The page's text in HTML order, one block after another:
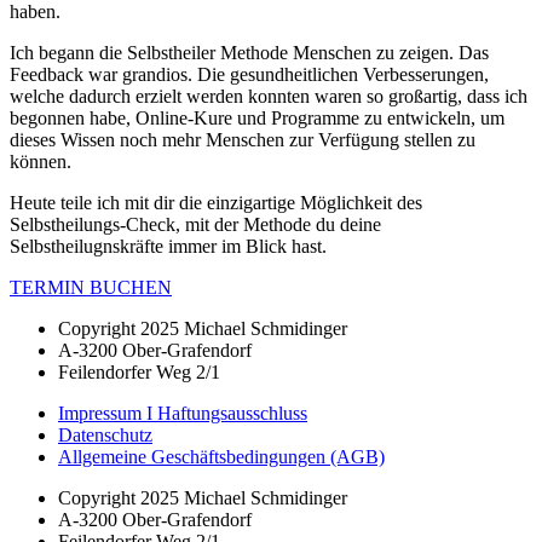
haben.
Ich begann die Selbstheiler Methode Menschen zu zeigen. Das
Feedback war grandios. Die gesundheitlichen Verbesserungen,
welche dadurch erzielt werden konnten waren so großartig, dass ich
begonnen habe, Online-Kure und Programme zu entwickeln, um
dieses Wissen noch mehr Menschen zur Verfügung stellen zu
können.
Heute teile ich mit dir die einzigartige Möglichkeit des
Selbstheilungs-Check, mit der Methode du deine
Selbstheilugnskräfte immer im Blick hast.
TERMIN BUCHEN
Copyright 2025 Michael Schmidinger
A-3200 Ober-Grafendorf
Feilendorfer Weg 2/1
Impressum I Haftungsausschluss
Datenschutz
Allgemeine Geschäftsbedingungen (AGB)
Copyright 2025 Michael Schmidinger
A-3200 Ober-Grafendorf